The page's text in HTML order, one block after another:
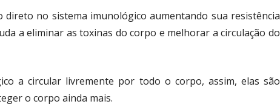
no sistema imunológico aumentando sua resistência
a eliminar as toxinas do corpo e melhorar a circulação do
a circular livremente por todo o corpo, assim, elas são
o corpo ainda mais.